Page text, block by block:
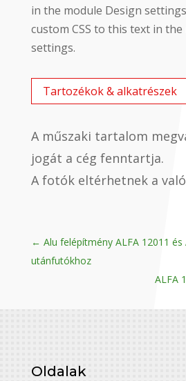
in the module Design
custom CSS to this text in the
settings.
Tartozékok & alkatrészek
A műszaki tartalom
jogát a cég fenntartja.
A fotók eltérhetnek a
← Alu felépítmény ALFA 12011 és
utánfutókhoz
ALFA
Oldalak